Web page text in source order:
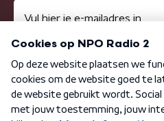
Algemene voorwaarden